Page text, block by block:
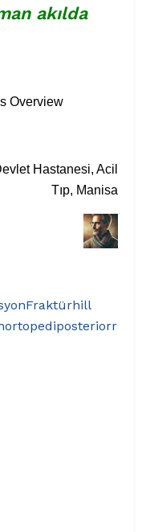
akılda
Overview
Hastanesi, Acil
Tıp, Manisa
Fraktürhill
ortopediposteriorr